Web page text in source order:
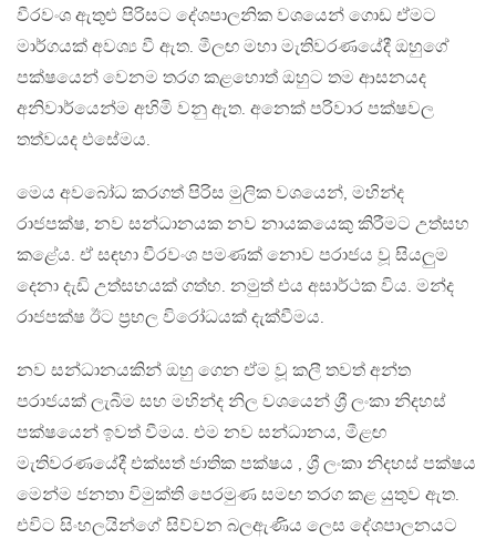
වීරවංශ ඇතුළු පිරිසට දේශපාලනික වශයෙන් ගොඩ ඒමට
මාර්ගයක් අවශ්‍ය වී ඇත. මීලඟ මහා මැතිවරණයේදී ඔහුගේ
පක්ෂයෙන් වෙනම තරග කළහොත් ඔහුට තම ආසනයද
අනිවාර්යෙන්ම අහිමි වනු ඇත. අනෙක් පරිවාර පක්ෂවල
තත්වයද එසේමය.
මෙය අවබෝධ කරගත් පිරිස මුලික වශයෙන්, මහින්ද
රාජපක්ෂ, නව සන්ධානයක නව නායකයෙකු කිරීමට උත්සහ
කළේය. ඒ සඳහා වීරවංශ පමණක් නොව පරාජය වූ සියලුම
දෙනා දැඩි උත්සහයක් ගත්හ. නමුත් එය අසාර්ථක විය. මන්ද
රාජපක්ෂ ඊට ප්‍රභල විරෝධයක් දැක්වීමය.
නව සන්ධානයකින් ඔහු ගෙන ඒම වූ කලී තවත් අන්ත
පරාජයක් ලැබීම සහ මහින්ද නිල වශයෙන් ශ්‍රී ලංකා නිදහස්
පක්ෂයෙන් ඉවත් වීමය. එම නව සන්ධානය, මීළඟ
මැතිවරණයේදී එක්සත් ජාතික පක්ෂය , ශ්‍රී ලංකා නිදහස් පක්ෂය
මෙන්ම ජනතා විමුක්ති පෙරමුණ සමඟ තරග කළ යුතුව ඇත.
එවිට සිංහලයින්ගේ සිව්වන බලඇණිය ලෙස දේශපාලනයට